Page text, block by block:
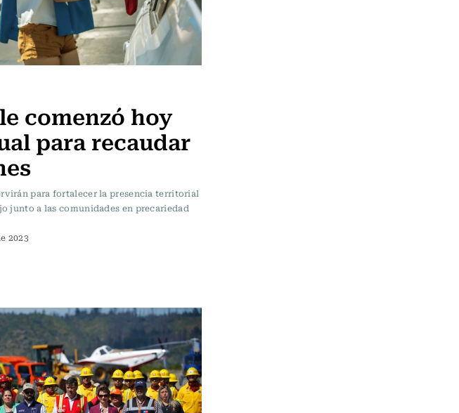
comenzó hoy
para recaudar
para fortalecer la presencia territorial
junto a las comunidades en precariedad
2023